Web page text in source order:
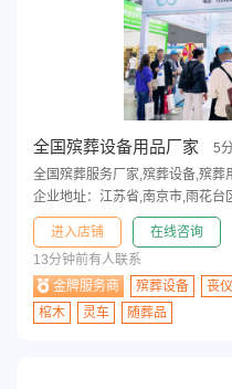
全国殡葬设备用品厂家
5
全国殡葬服务厂家,殡葬设备,殡葬
企业地址：江苏省,南京市,雨花台
进入店铺
在线咨询
13分钟前有人联系
金牌服务商
殡葬设备 丧
棺木
灵车 随葬品